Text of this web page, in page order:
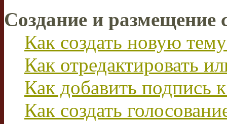
Создание и размещение
Как создать новую
Как отредактировать
Как добавить подпись
Как создать